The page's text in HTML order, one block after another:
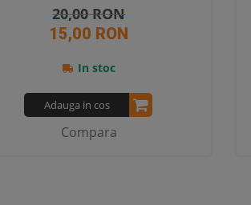
20,00 RON
15,00 RON
In stoc
Adauga in cos
Compara